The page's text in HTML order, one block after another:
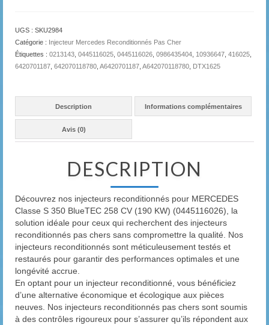
UGS : SKU2984
Catégorie : Injecteur Mercedes Reconditionnés Pas Cher
Étiquettes : 0213143 0445116025 0445116026 0986435404 10936647 416025
6420701187 642070118780 A6420701187 A642070118780 DTX1625
Description Informations complémentaires
Avis (0)
DESCRIPTION
Découvrez nos injecteurs reconditionnés pour MERCEDES
Classe S 350 BlueTEC 258 CV (190 KW) (0445116026), la
solution idéale pour ceux qui recherchent des injecteurs
reconditionnés pas chers sans compromettre la qualité. Nos
injecteurs reconditionnés sont méticuleusement testés et
restaurés pour garantir des performances optimales et une
longévité accrue.
En optant pour un injecteur reconditionné, vous bénéficiez
d’une alternative économique et écologique aux pièces
neuves. Nos injecteurs reconditionnés pas chers sont soumis
à des contrôles rigoureux pour s’assurer qu’ils répondent aux